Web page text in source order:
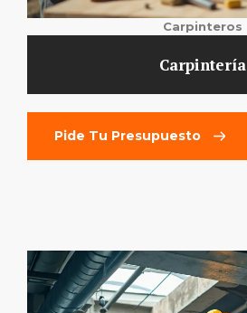
Carpinteros
Carpintería
Pide Tu Presupuesto